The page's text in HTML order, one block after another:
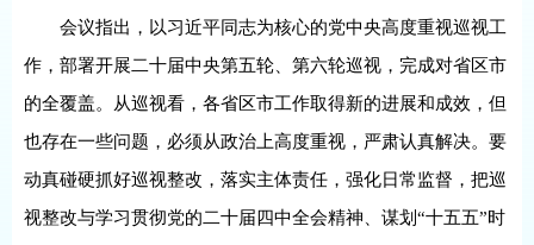
会议指出，以习近平同志为核心的党中央高度重视巡视工
作，部署开展二十届中央第五轮、第六轮巡视，完成对省区市
的全覆盖。从巡视看，各省区市工作取得新的进展和成效，但
也存在一些问题，必须从政治上高度重视，严肃认真解决。要
动真碰硬抓好巡视整改，落实主体责任，强化日常监督，把巡
视整改与学习贯彻党的二十届四中全会精神、谋划“十五五”时